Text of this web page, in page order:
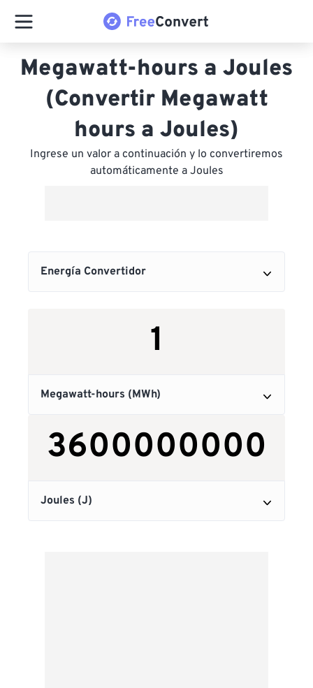
Megawatt-hours a Joules
(Convertir Megawatt
hours a Joules)
Ingrese un valor a continuación y lo convertiremos
automáticamente a Joules